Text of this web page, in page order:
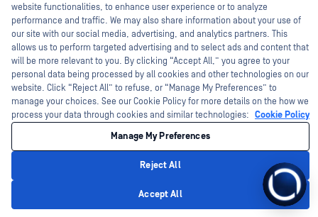
管道合作夥伴計劃 免費工具
©2026OPSWAT . 保留所有權利。OPSWAT、MetaDefender、Metascan、
MetaAccess、OPSWAT 、Trust no File. Trust No Device.、OPSWAT 、Protecting the
World's Critical Infrastructure、Deep CDR™ Technology、InQuest、InQuest標誌、
DFI、RetroHunt、Deep File Inspection 及 Join the Hunt 均為OPSWAT 之商標。第三
方商標均為其各自所有者之財產。
法律聲明
隱私權政策 管理 Cookie 偏好 您的加州隱私權選擇
website functionalities, to enhance user experience or to analyze
performance and traffic. We may also share information about your use of
our site with our social media, advertising, and analytics partners. This
allows us to perform targeted advertising and to select ads and content that
will be more relevant to you. By clicking “Accept All,” you agree to your
personal data being processed by all cookies and other technologies on our
website. Click “Reject All” to refuse, or “Manage My Preferences” to
manage your choices. See our Cookie Policy for more details on the how we
process your data through cookies and similar technologies: Cookie Policy
Manage My Preferences
Reject All
Accept All